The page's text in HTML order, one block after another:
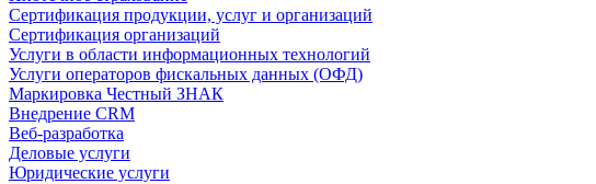
Сертификация продукции, услуг и организаций
Сертификация организаций
Услуги в области информационных технологий
Услуги операторов фискальных данных (ОФД)
Маркировка Честный ЗНАК
Внедрение CRM
Веб-разработка
Деловые услуги
Юридические услуги